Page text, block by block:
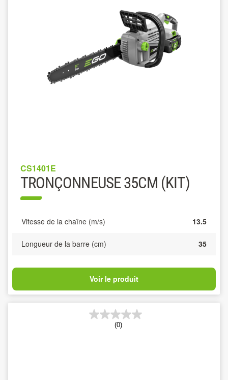
CS1401E
TRONÇONNEUSE 35CM (KIT)
Vitesse de la chaîne (m/s) 13.5
Longueur de la barre (cm) 35
Voir le produit
(0)